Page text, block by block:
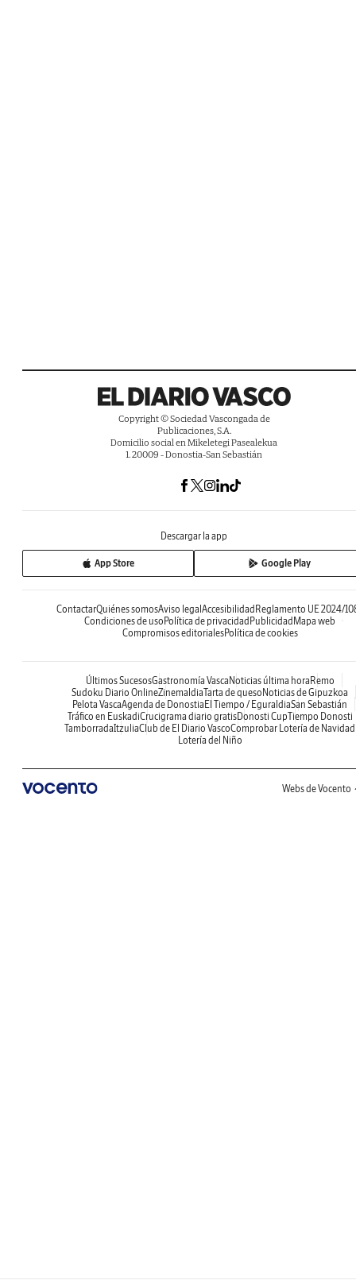
Copyright © Sociedad Vascongada de
Publicaciones, S.A.
Domicilio social en Mikeletegi Pasealekua
1. 20009 - Donostia-San Sebastián
Descargar la app
App Store Google Play
ContactarQuiénes somosAviso legalAccesibilidadReglamento UE 2024/
Condiciones de usoPolítica de privacidadPublicidadMapa web
Compromisos editorialesPolítica de cookies
Últimos SucesosGastronomía VascaNoticias última horaRemo
Sudoku Diario OnlineZinemaldiaTarta de quesoNoticias de Gipuzkoa
Pelota VascaAgenda de DonostiaEl Tiempo / EguraldiaSan Sebastián
Tráfico en EuskadiCrucigrama diario gratisDonosti CupTiempo Donosti
TamborradaItzuliaClub de El Diario VascoComprobar Lotería de Navidad
Lotería del Niño
Webs de Vocento